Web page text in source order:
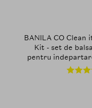
BANILA CO Clean
Kit - set de
pentru
machiajului si a
tea tree si acid
porilor in